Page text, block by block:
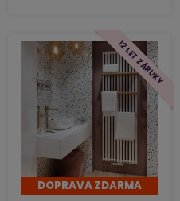
DOPRAVA ZDARMA
12 LET ZÁRUKY